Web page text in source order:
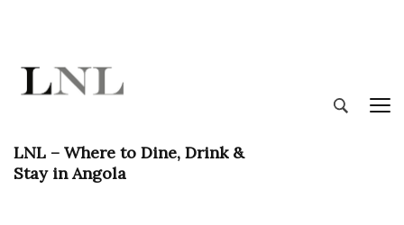
LNL – Where to Dine, Drink &
Stay in Angola